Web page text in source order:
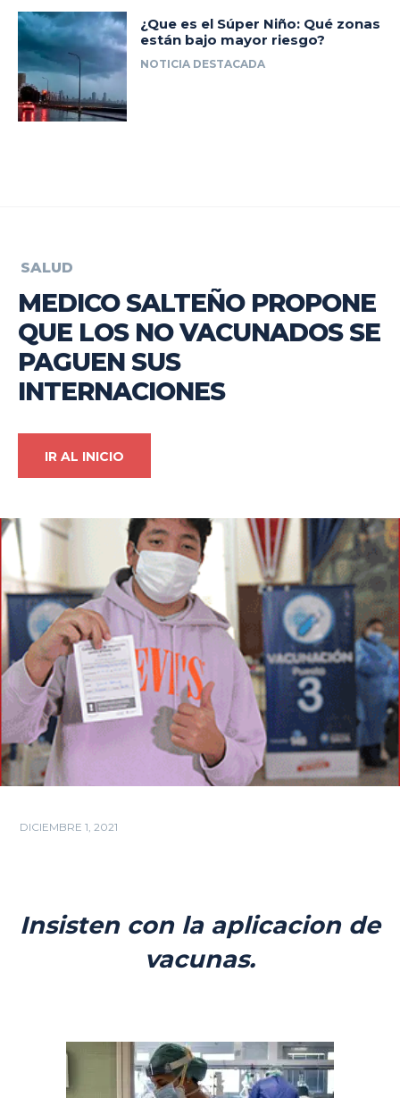
¿Que es el Súper Niño: Qué zonas
están bajo mayor riesgo?
NOTICIA DESTACADA